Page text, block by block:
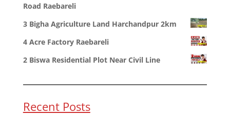
Road Raebareli
3 Bigha Agriculture Land Harchandpur 2km
4 Acre Factory Raebareli
2 Biswa Residential Plot Near Civil Line
Recent Posts